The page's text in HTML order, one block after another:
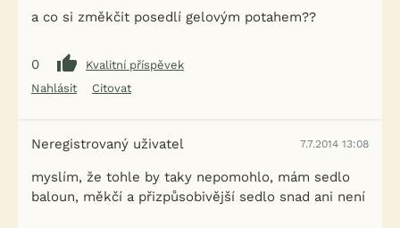
a co si změkčit posedlí gelovým potahem??
0
Kvalitní příspěvek
Nahlásit
Citovat
Neregistrovaný uživatel 7.7.2014 13:08
myslím, že tohle by taky nepomohlo, mám sedlo
baloun, měkčí a přizpůsobivější sedlo snad ani není